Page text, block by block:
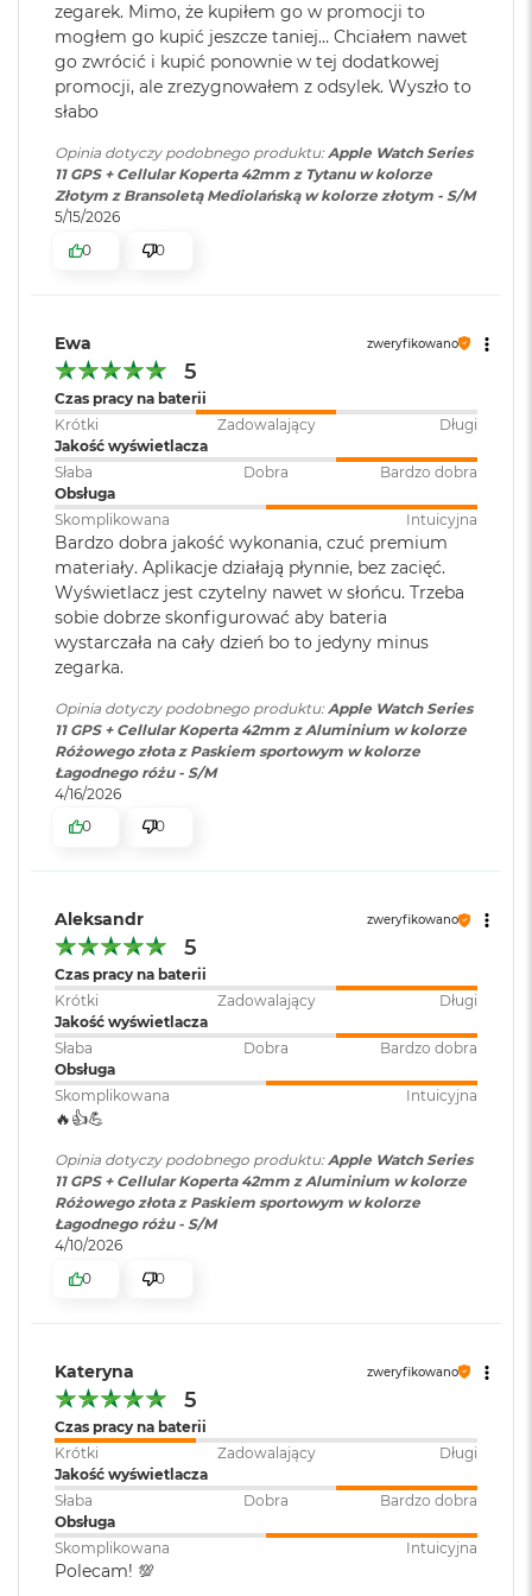
M
a
c
B
o
k
A
i
r
G
M
a
c
B
o
o
k
A
i
r
1
T
B
M
c
B
o
o
k
2
B
a
c
B
o
k
A
r
4
T
B
B
o
k
P
r
o
M
a
c
B
Do korzystania z sieci komórkowej wymagany jest plan taryfowy.
Szczegółowe informacje można uzyskać od operatora. Nawiązanie
połączenia zależy od dostępności sieci. Informacje dotyczące
współpracujących operatorów i dostępności usługi można znaleźć na
dotyczące konfigurowania można znaleźć na stronie
support.apple.com/HT207578.
zegarek. Mimo, że kupiłem go w promocji to
mogłem go kupić jeszcze taniej… Chciałem nawet
go zwrócić i kupić ponownie w tej dodatkowej
promocji, ale zrezygnowałem z odsylek. Wyszło to
słabo
Opinia dotyczy podobnego produktu:Apple Watch Series
11 GPS + Cellular Koperta 42mm z Tytanu w kolorze
Złotym z Bransoletą Mediolańską w kolorze złotym - S/M
5/15/2026
0
0
Ewa zweryfikowano
5
Czas pracy na baterii
Krótki
Zadowalający
Długi
Jakość wyświetlacza
Słaba
Dobra
Bardzo dobra
Obsługa
Skomplikowana
Intuicyjna
Bardzo dobra jakość wykonania, czuć premium
materiały. Aplikacje działają płynnie, bez zacięć.
Wyświetlacz jest czytelny nawet w słońcu. Trzeba
sobie dobrze skonfigurować aby bateria
wystarczała na cały dzień bo to jedyny minus
zegarka.
Opinia dotyczy podobnego produktu: Apple Watch Series
11 GPS + Cellular Koperta 42mm z Aluminium w kolorze
Różowego złota z Paskiem sportowym w kolorze
Łagodnego różu - S/M
4/16/2026
0
0
Aleksandr zweryfikowano
5
Czas pracy na baterii
Krótki
Zadowalający
Długi
Jakość wyświetlacza
Słaba
Dobra
Bardzo dobra
Obsługa
Skomplikowana
Intuicyjna
🔥👍️💪
Opinia dotyczy podobnego produktu:Apple Watch Series
11 GPS + Cellular Koperta 42mm z Aluminium w kolorze
Różowego złota z Paskiem sportowym w kolorze
Łagodnego różu - S/M
4/10/2026
0
0
Kateryna zweryfikowano
5
Czas pracy na baterii
Krótki
Zadowalający
Długi
Jakość wyświetlacza
Słaba
Dobra
Bardzo dobra
Obsługa
Skomplikowana
Intuicyjna
Polecam! 💯